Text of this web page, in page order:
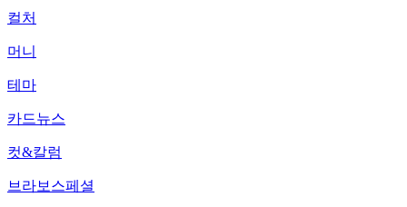
컬처
머니
테마
카드뉴스
컷&칼럼
브라보스페셜